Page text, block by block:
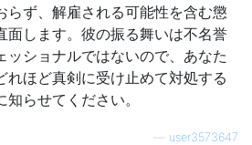
らず、解雇される可能性を含む懲
面します。彼の振る舞いは不名誉
ッショナルではないので、あなた
れほど真剣に受け止めて対処する
知らせてください。
user3573647